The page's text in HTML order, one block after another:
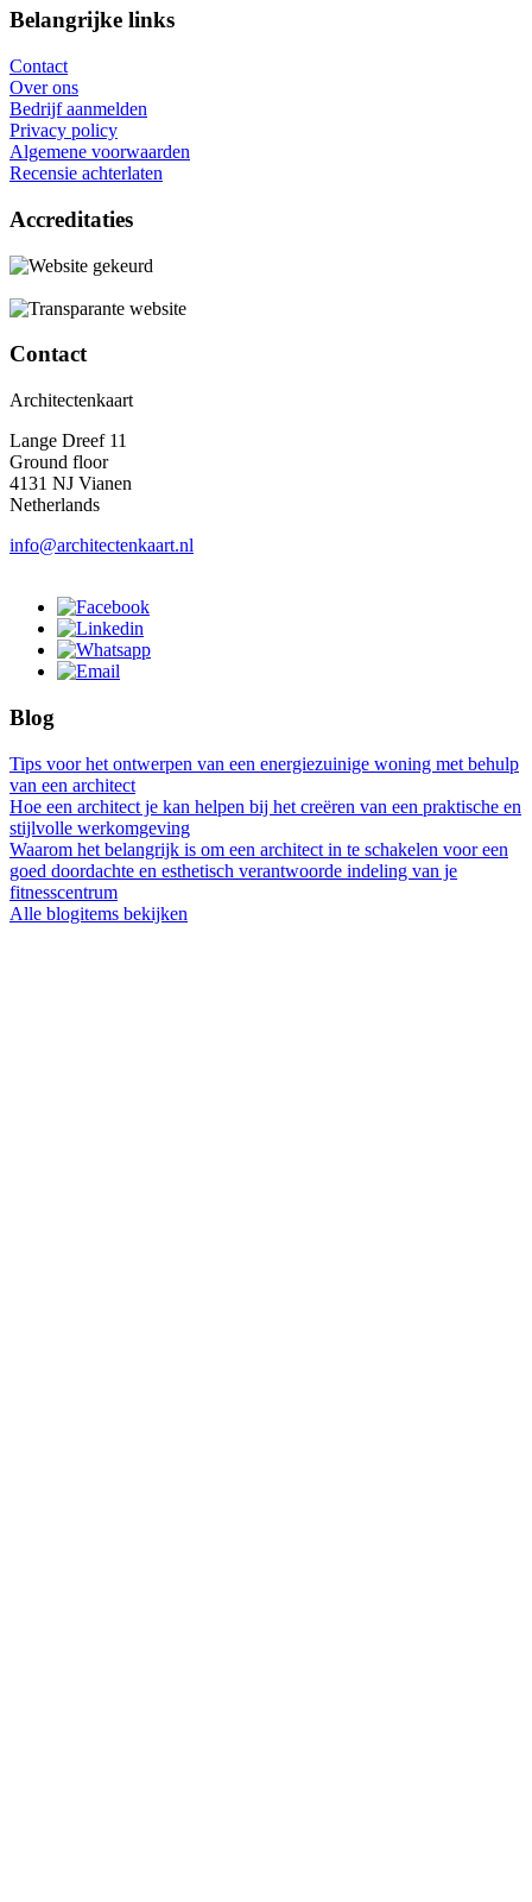
Belangrijke links
Contact
Over ons
Bedrijf aanmelden
Privacy policy
Algemene voorwaarden
Recensie achterlaten
Accreditaties
Contact
Architectenkaart
Lange Dreef 11
Ground floor
4131 NJ Vianen
Netherlands
info@architectenkaart.nl
Blog
Tips voor het ontwerpen van een energiezuinige woning met behulp
van een architect
Hoe een architect je kan helpen bij het creëren van een praktische en
stijlvolle werkomgeving
Waarom het belangrijk is om een architect in te schakelen voor een
goed doordachte en esthetisch verantwoorde indeling van je
fitnesscentrum
Alle blogitems bekijken